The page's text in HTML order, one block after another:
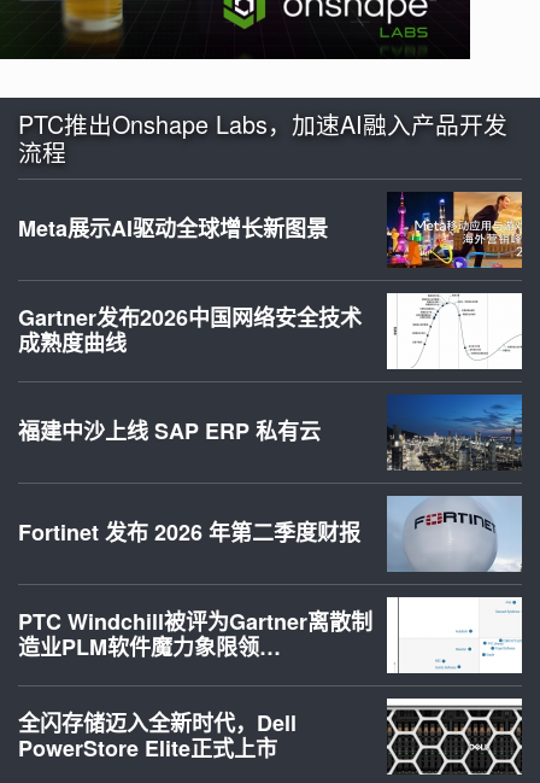
PTC推出Onshape Labs，加速AI融入产品开发
流程
Meta展示AI驱动全球增长新图景
Gartner发布2026中国网络安全技术
成熟度曲线
福建中沙上线 SAP ERP 私有云
Fortinet 发布 2026 年第二季度财报
PTC Windchill被评为Gartner离散制
造业PLM软件魔力象限领…
全闪存储迈入全新时代，Dell
PowerStore Elite正式上市